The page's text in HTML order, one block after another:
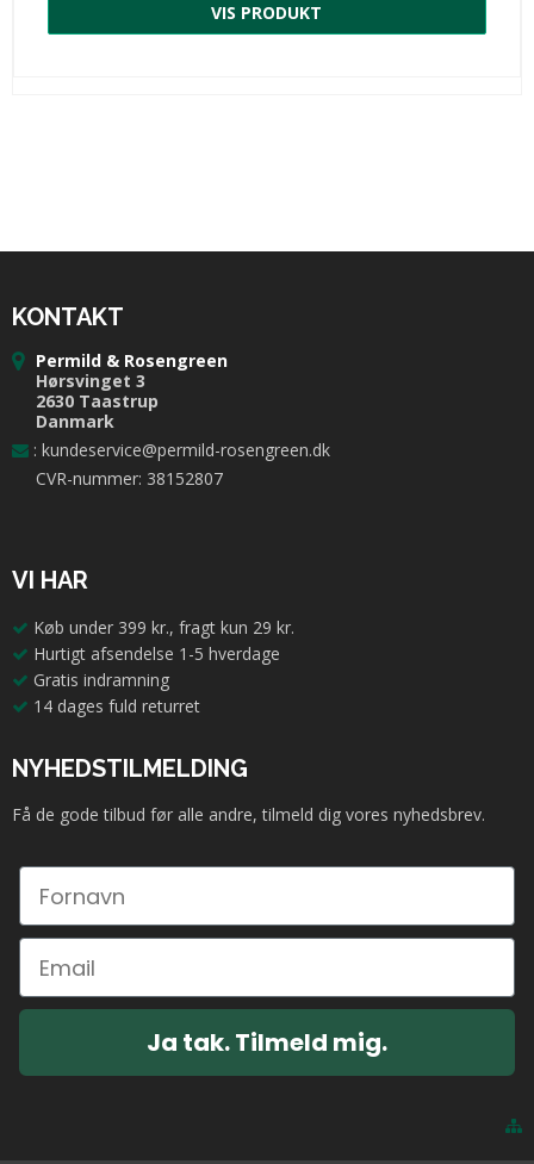
VIS PRODUKT
KONTAKT
Permild & Rosengreen
Hørsvinget 3
2630 Taastrup
Danmark
: kundeservice@permild-rosengreen.dk
CVR-nummer: 38152807
VI HAR
Køb under 399 kr., fragt kun 29 kr.
Hurtigt afsendelse 1-5 hverdage
Gratis indramning
14 dages fuld returret
NYHEDSTILMELDING
Få de gode tilbud før alle andre, tilmeld dig vores nyhedsbrev.
Ja tak. Tilmeld mig.